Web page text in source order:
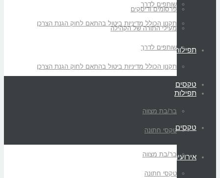
שותפים לדרך
תקנון הכולל מדיניות ביטול בהתאם לחוק הגנת הצרכן
תפילות
טקסים
בר/בת מצווה
טקסי חתונה
אירועים
פרסומים ודיסקים
מעילי התורה של הקהילה
שותפים לדרך
תקנון הכולל מדיניות ביטול בהתאם לחוק הגנת הצרכן
תפילות
טקסים
בר/בת מצווה
טקסי חתונה